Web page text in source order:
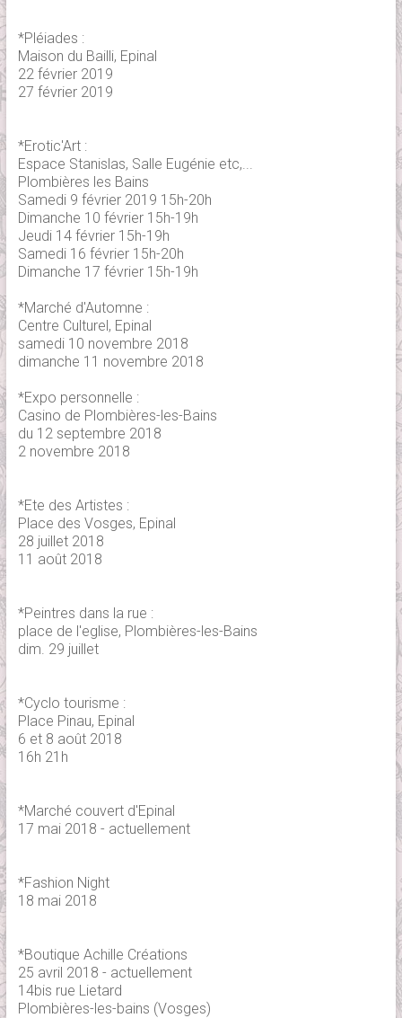
*Pléiades :
Maison du Bailli, Epinal
22 février 2019
27 février 2019
*Erotic'Art :
Espace Stanislas, Salle Eugénie etc,...
Plombières les Bains
Samedi 9 février 2019 15h-20h
Dimanche 10 février 15h-19h
Jeudi 14 février 15h-19h
Samedi 16 février 15h-20h
Dimanche 17 février 15h-19h
*Marché d'Automne :
Centre Culturel, Epinal
samedi 10 novembre 2018
dimanche 11 novembre 2018
*Expo personnelle :
Casino de Plombières-les-Bains
du 12 septembre 2018
2 novembre 2018
*Ete des Artistes :
Place des Vosges, Epinal
28 juillet 2018
11 août 2018
*Peintres dans la rue :
place de l'eglise, Plombières-les-Bains
dim. 29 juillet
*Cyclo tourisme :
Place Pinau, Epinal
6 et 8 août 2018
16h 21h
*Marché couvert d'Epinal
17 mai 2018 - actuellement
*Fashion Night
18 mai 2018
*Boutique Achille Créations
25 avril 2018 - actuellement
14bis rue Lietard
Plombières-les-bains (Vosges)